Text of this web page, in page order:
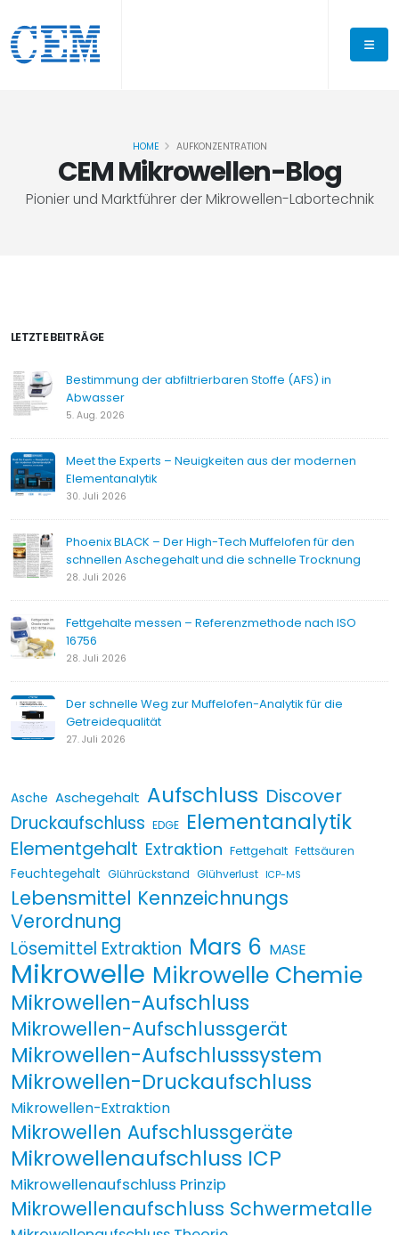
CEM Mikrowellen-Blog
Pionier und Marktführer der Mikrowellen-Labortechnik
HOME AUFKONZENTRATION
LETZTE BEITRÄGE
Bestimmung der abfiltrierbaren Stoffe (AFS) in
Abwasser
5. Aug. 2026
Meet the Experts – Neuigkeiten aus der modernen
Elementanalytik
30. Juli 2026
Phoenix BLACK – Der High-Tech Muffelofen für den
schnellen Aschegehalt und die schnelle Trocknung
28. Juli 2026
Fettgehalte messen – Referenzmethode nach ISO
16756
28. Juli 2026
Der schnelle Weg zur Muffelofen-Analytik für die
Getreidequalität
27. Juli 2026
Asche Aschegehalt Aufschluss Discover
Druckaufschluss EDGE Elementanalytik
Elementgehalt Extraktion Fettgehalt Fettsäuren
Feuchtegehalt Glührückstand Glühverlust ICP-MS
Lebensmittel Kennzeichnungs
Verordnung
Lösemittel Extraktion Mars 6 MASE
Mikrowelle Mikrowelle Chemie
Mikrowellen-Aufschluss
Mikrowellen-Aufschlussgerät
Mikrowellen-Aufschlusssystem
Mikrowellen-Druckaufschluss
Mikrowellen-Extraktion
Mikrowellen Aufschlussgeräte
Mikrowellenaufschluss ICP
Mikrowellenaufschluss Prinzip
Mikrowellenaufschluss Schwermetalle